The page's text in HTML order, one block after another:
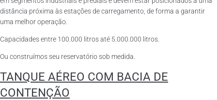
distância próxima às estações de carregamento, de forma a garantir
uma melhor operação.
Capacidades entre 100.000 litros até 5.000.000 litros.
Ou construímos seu reservatório sob medida.
TANQUE AÉREO COM BACIA DE
CONTENÇÃO